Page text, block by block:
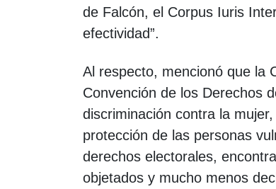
de Falcón, el Corpus Iuris
efectividad”.
Al respecto, mencionó que la
Convención de los Derechos
discriminación contra la
protección de las personas
derechos electorales,
objetados y mucho menos